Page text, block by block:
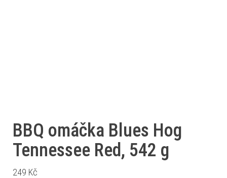
BBQ omáčka Blues Hog
Tennessee Red, 542 g
249 Kč